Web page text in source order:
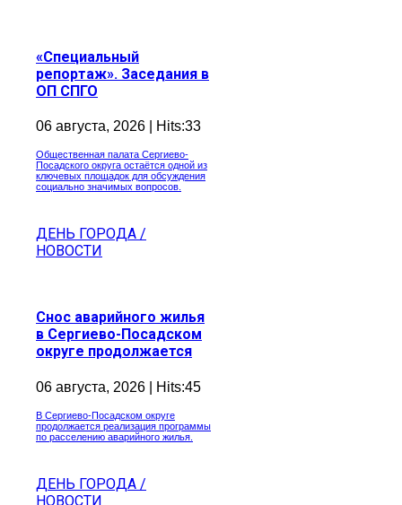
«Специальный
репортаж». Заседания в
ОП СПГО
06 августа, 2026 | Hits:33
Общественная палата Сергиево-
Посадского округа остаётся одной из
ключевых площадок для обсуждения
социально значимых вопросов.
ДЕНЬ ГОРОДА /
НОВОСТИ
Снос аварийного жилья
в Сергиево-Посадском
округе продолжается
06 августа, 2026 | Hits:45
В Сергиево-Посадском округе
продолжается реализация программы
по расселению аварийного жилья.
ДЕНЬ ГОРОДА /
НОВОСТИ